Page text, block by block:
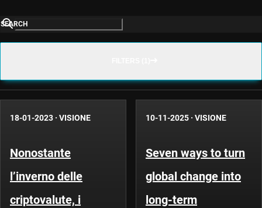
SEARCH
18-01-2023 · VISIONE
Nonostante
l’inverno delle
criptovalute, i
10-11-2025 · VISIONE
Seven ways to turn
global change into
long-term